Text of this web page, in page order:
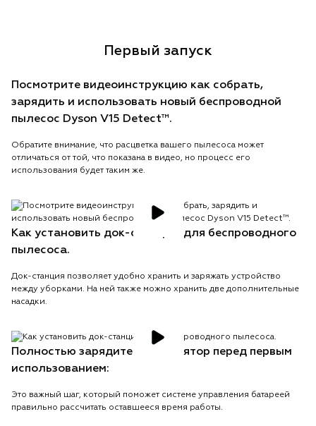
Первый запуск
Посмотрите видеоинструкцию как собрать,
зарядить и использовать новый беспроводной
пылесос Dyson V15 Detect™.
Обратите внимание, что расцветка вашего пылесоса может
отличаться от той, что показана в видео, но процесс его
использования будет таким же.
Как установить док-станцию для беспроводного
пылесоса.
Док-станция позволяет удобно хранить и заряжать устройство
между уборками. На ней также можно хранить две дополнительные
насадки.
Полностью зарядите аккумулятор перед первым
использованием:
Это важный шаг, который поможет системе управления батареей
правильно рассчитать оставшееся время работы.